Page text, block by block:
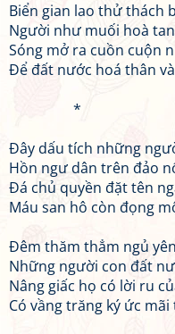
Biển gian lao thử thách
Người như muối hoà
Sóng mở ra cuồn cuộn
Để đất nước hoá thân
*
Đây dấu tích những
Hồn ngư dân trên đảo
Đá chủ quyền đặt tên
Máu san hô còn đọng
Đêm thăm thẳm ngủ
Những người con đất
Nâng giấc họ có lời ru
Có vầng trăng ký ức